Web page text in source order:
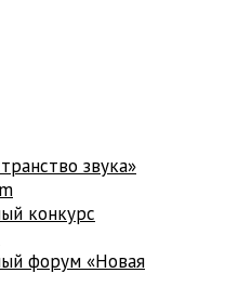
звука»
конкурс
форум «Новая